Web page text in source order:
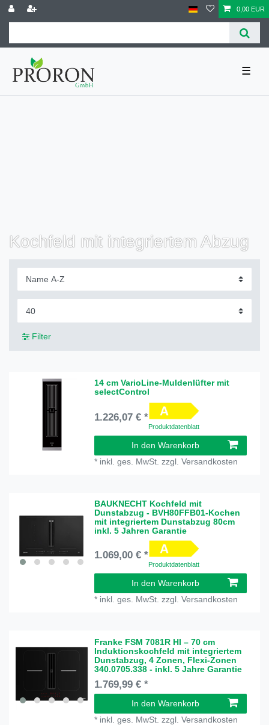
0,00 EUR
☰
Kochfeld mit integriertem Abzug
Filter
14 cm VarioLine-Muldenlüfter mit
selectControl
Produktdatenblatt
1.226,07 € *
In den Warenkorb
* inkl. ges. MwSt. zzgl.Versandkosten
BAUKNECHT Kochfeld mit
Dunstabzug - BVH80FFB01-Kochen
mit integriertem Dunstabzug 80cm
inkl. 5 Jahren Garantie
Produktdatenblatt
1.069,00 € *
In den Warenkorb
* inkl. ges. MwSt. zzgl.Versandkosten
Franke FSM 7081R HI – 70 cm
Induktionskochfeld mit integriertem
Dunstabzug, 4 Zonen, Flexi-Zonen
340.0705.338 - inkl. 5 Jahre Garantie
1.769,99 € *
In den Warenkorb
* inkl. ges. MwSt. zzgl.Versandkosten